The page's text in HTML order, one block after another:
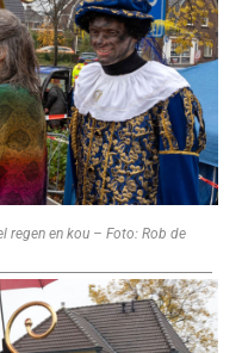
regen en kou – Foto: Rob de